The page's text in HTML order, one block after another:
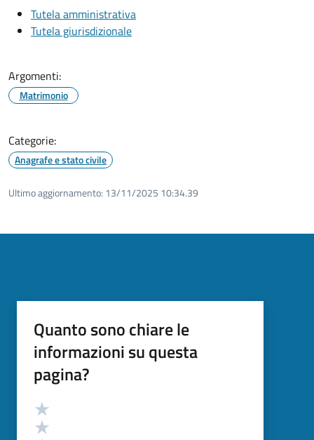
Tutela amministrativa
Tutela giurisdizionale
Argomenti:
Matrimonio
Categorie:
Anagrafe e stato civile
Ultimo aggiornamento: 13/11/2025 10:34.39
Quanto sono chiare le
informazioni su questa
pagina?
Valutazione